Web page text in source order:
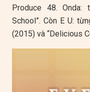
Produce 48.
School”. Còn E U:
(2015) và “Delicious